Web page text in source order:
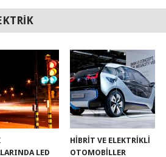
LED
HIBRIT VE ELEKTRIKLI
OTOMOBILLER